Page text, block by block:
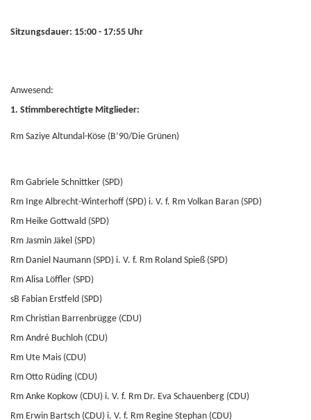
Sitzungsdauer: 15:00 - 17:55 Uhr
Anwesend:
1. Stimmberechtigte Mitglieder:
Rm Saziye Altundal-Köse (B’90/Die Grünen)
Rm Gabriele Schnittker (SPD)
Rm Inge Albrecht-Winterhoff (SPD) i. V. f. Rm Volkan Baran (SPD)
Rm Heike Gottwald (SPD)
Rm Jasmin Jäkel (SPD)
Rm Daniel Naumann (SPD) i. V. f. Rm Roland Spieß (SPD)
Rm Alisa Löffler (SPD)
sB Fabian Erstfeld (SPD)
Rm Christian Barrenbrügge (CDU)
Rm André Buchloh (CDU)
Rm Ute Mais (CDU)
Rm Otto Rüding (CDU)
Rm Anke Kopkow (CDU) i. V. f. Rm Dr. Eva Schauenberg (CDU)
Rm Erwin Bartsch (CDU) i. V. f. Rm Regine Stephan (CDU)